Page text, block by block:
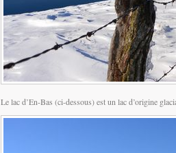
Le lac d’En-Bas (ci-dessous) est un lac d’origine